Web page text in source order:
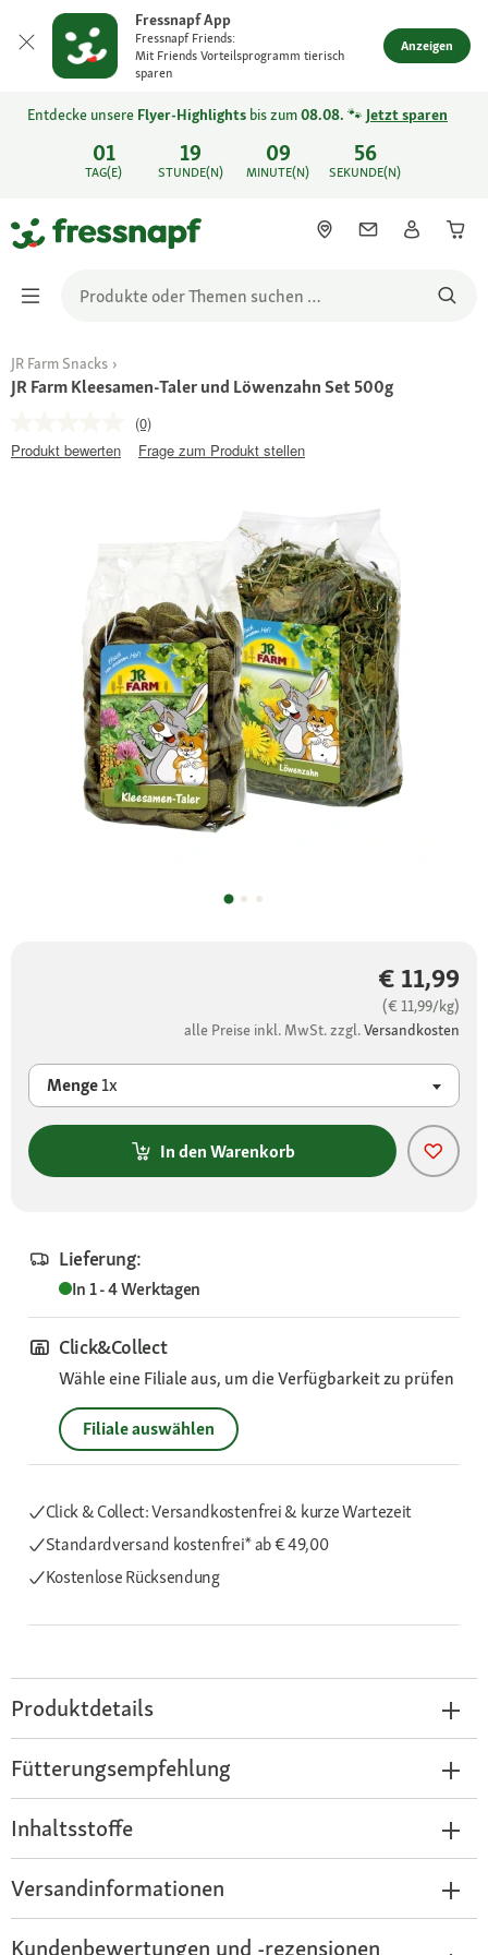
Fressnapf App
Fressnapf Friends:
Mit Friends Vorteilsprogramm tierisch
sparen
Anzeigen
01
TAG(E)
19
STUNDE(N)
09
MINUTE(N)
56
SEKUNDE(N)
Entdecke unsere Flyer-Highlights bis zum08.08. 🐾 Jetzt sparen
JR Farm Snacks
JR Farm Kleesamen-Taler und Löwenzahn Set 500g
(0)
Produkt bewerten
Frage zum Produkt stellen
€ 11,99
(€ 11,99/kg)
alle Preise inkl. MwSt. zzgl.Versandkosten
Menge1x
In den Warenkorb
Lieferung:
In 1 - 4 Werktagen
Click&Collect
Wähle eine Filiale aus, um die Verfügbarkeit zu prüfen
Filiale auswählen
Click & Collect: Versandkostenfrei & kurze Wartezeit
Standardversand kostenfrei*ab € 49,00
Kostenlose Rücksendung
Produktdetails
Fütterungsempfehlung
Inhaltsstoffe
Versandinformationen
Kundenbewertungen und -rezensionen